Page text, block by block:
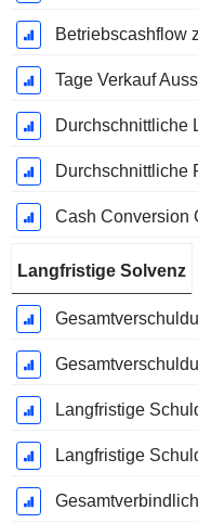
Langfristige Solvenz
Langfristige
Langfristige